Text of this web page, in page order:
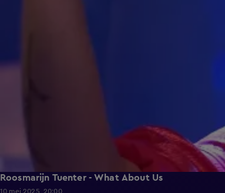
Roosmarijn Tuenter - What About Us
10 mei 2025, 20:00